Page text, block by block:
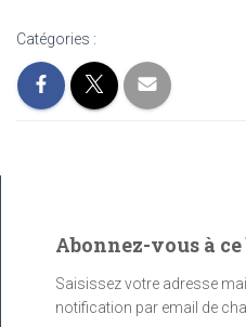
Catégories :
Abonnez-vous à
Saisissez votre adresse
notification par email de